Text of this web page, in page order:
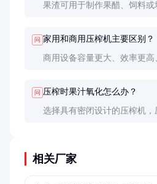
果渣可用于制作果醋、饲料
问 家用和商用压榨机主要区别？
商用设备容量更大、效率更
问 压榨时果汁氧化怎么办？
选择具有密闭设计的压榨机
相关厂家